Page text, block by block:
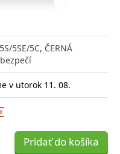
5SE/5C, ČERNÁ
v utorok 11. 08.
Pridať do košíka